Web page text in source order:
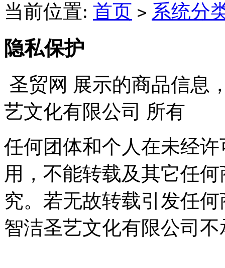
当前位置: 首页 > 系统分
隐私保护
圣贸网 展示的商品信息
艺文化有限公司 所有
任何团体和个人在未经
用，不能转载及其它任
究。若无故转载引发任
智洁圣艺文化有限公司